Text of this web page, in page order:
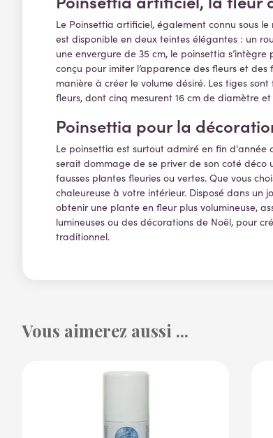
Le Poinsettia artificiel, également connu sous
est disponible en deux teintes élégantes : un
une envergure de 35 cm, le poinsettia
conçu pour imiter l’apparence des fleurs et
manière à créer le volume désiré. Les tiges
fleurs, dont cinq mesurent 16 cm de diamètre
Poinsettia pour la
Le poinsettia est surtout admiré en fin
serait dommage de se priver de son coté
fausses plantes fleuries ou vertes. Que vous
chaleureuse à votre intérieur. Disposé dans un
obtenir une plante en fleur plus volumineuse,
lumineuses ou des décorations de Noël, pour
traditionnel.
Vous aimerez aussi ...